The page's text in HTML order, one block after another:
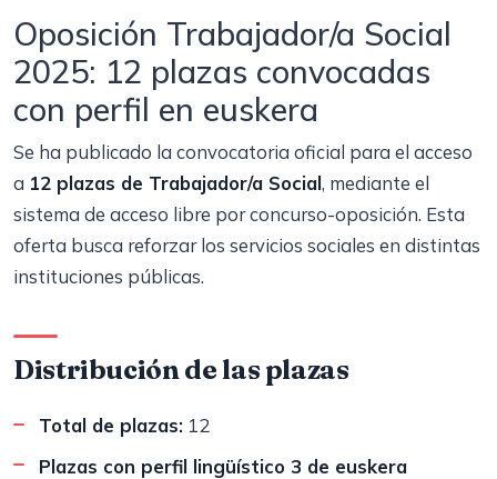
Oposición Trabajador/a Social
2025: 12 plazas convocadas
con perfil en euskera
Se ha publicado la convocatoria oficial para el acceso
a 12 plazas de Trabajador/a Social, mediante el
sistema de acceso libre por concurso-oposición. Esta
oferta busca reforzar los servicios sociales en distintas
instituciones públicas.
Distribución de las plazas
Total de plazas: 12
Plazas con perfil lingüístico 3 de euskera